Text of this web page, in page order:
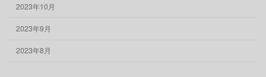
2023年10月
2023年9月
2023年8月